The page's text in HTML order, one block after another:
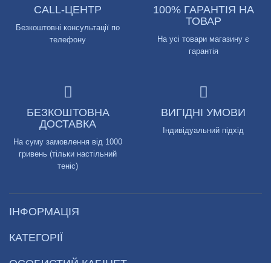
CALL-ЦЕНТР
Безкоштовні консультації по
телефону
100% ГАРАНТІЯ НА
ТОВАР
На усі товари магазину є
гарантія
БЕЗКОШТОВНА
ДОСТАВКА
На суму замовлення від 1000
гривень (тільки настільний
теніс)
ВИГІДНІ УМОВИ
Індивідуальний підхід
ІНФОРМАЦІЯ
КАТЕГОРІЇ